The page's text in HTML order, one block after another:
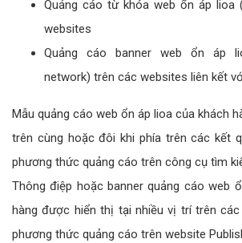
Quảng cáo từ khóa web ổn áp lioa
websites
Quảng cáo banner web ổn áp
network) trên các websites liên kết
Mẫu quảng cáo web ổn áp lioa của khách
trên cùng hoặc đôi khi phía trên các kết
phương thức quảng cáo trên công cụ tìm
Thông điệp hoặc banner quảng cáo web
hàng được hiển thị tại nhiều vị trí trên
phương thức quảng cáo trên website